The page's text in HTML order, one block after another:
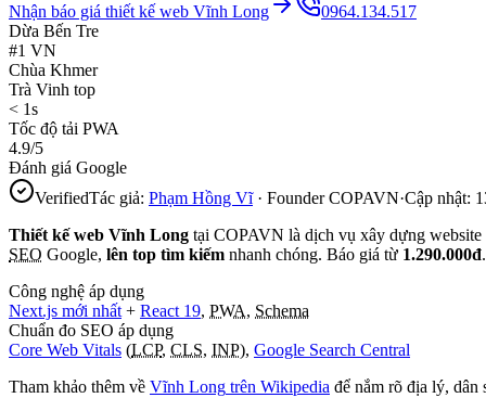
Nhận báo giá thiết kế web Vĩnh Long
0964.134.517
Dừa Bến Tre
#1 VN
Chùa Khmer
Trà Vinh top
< 1s
Tốc độ tải PWA
4.9/5
Đánh giá Google
VerifiedTác giả: Phạm Hồng Vĩ · Founder COPAVN·Cập nhật:
Thiết kế web Vĩnh Long tại COPAVN là dịch vụ xây dựng website
SEO Google, lên top tìm kiếm nhanh chóng. Báo giá từ 1.290.000đ
Công nghệ áp dụng
Next.js mới nhất + React 19, PWA, Schema
Chuẩn đo SEO áp dụng
Core Web Vitals (LCP, CLS, INP), Google Search Central
Tham khảo thêm về Vĩnh Long trên Wikipedia để nắm rõ địa lý, dân